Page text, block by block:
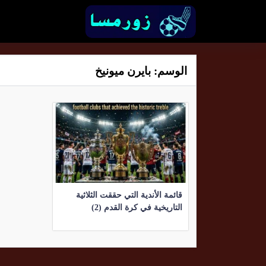
الوسم: بايرن ميونيخ
قائمة الأندية التي حققت الثلاثية
التاريخية في كرة القدم (2)